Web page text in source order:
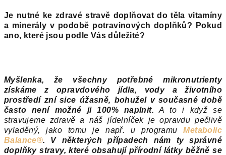
Je nutné ke zdravéstravě doplňovat do těla vitamíny
a minerály v podobě potravinových doplňků? Pokud
ano, které jsou podle Vás d ůležité?
Myšlenka, že všechny potřebné mikronutrienty
získáme z opravdového jídla, vody a životního
prostředí zní sice úžasně, bohužel v současné době
často není možné ji 100% naplnit. A to i když se
stravujeme zdravě a náš jídelníček je opravdu pečlivě
vyladěný, jako tomu je např. u programuMetabolic
Balance®.
V některých případech nám ty správné
doplňky stravy, které obsahují přírodní látky běžně se